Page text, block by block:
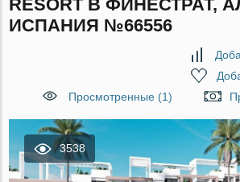
RESORT В ФИНЕСТРАТ,
ИСПАНИЯ №66556
Просмотренные (1)
3538